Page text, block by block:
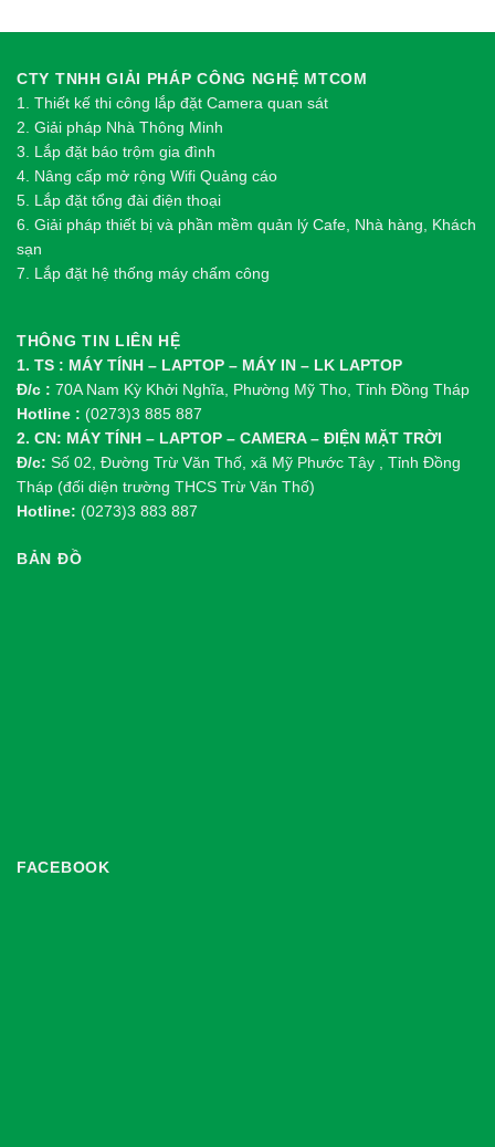
CTY TNHH GIẢI PHÁP CÔNG NGHỆ MTCOM
1. Thiết kế thi công lắp đặt Camera quan sát
2. Giải pháp Nhà Thông Minh
3. Lắp đặt báo trộm gia đình
4. Nâng cấp mở rộng Wifi Quảng cáo
5. Lắp đặt tổng đài điện thoại
6. Giải pháp thiết bị và phần mềm quản lý Cafe, Nhà hàng, Khách
sạn
7. Lắp đặt hệ thống máy chấm công
THÔNG TIN LIÊN HỆ
1. TS : MÁY TÍNH – LAPTOP – MÁY IN – LK LAPTOP
Đ/c : 70A Nam Kỳ Khởi Nghĩa, Phường Mỹ Tho, Tỉnh Đồng Tháp
Hotline : (0273)3 885 887
2. CN: MÁY TÍNH – LAPTOP – CAMERA – ĐIỆN MẶT TRỜI
Đ/c: Số 02, Đường Trừ Văn Thố, xã Mỹ Phước Tây , Tỉnh Đồng
Tháp (đối diện trường THCS Trừ Văn Thố)
Hotline: (0273)3 883 887
BẢN ĐỒ
FACEBOOK